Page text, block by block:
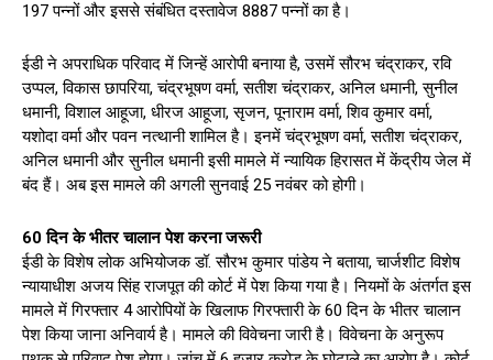
197 पन्नों और इससे संबंधित दस्तावेज 8887 पन्नों का है।
ईडी ने अपराधिक परिवाद में जिन्हें आरोपी बनाया है, उसमें सौरभ चंद्राकर, रवि
उप्पल, विकास छापरिया, चंद्रभूषण वर्मा, सतीश चंद्राकर, अनिल धमानी, सुनील
धमानी, विशाल आहूजा, धीरज आहूजा, सृजन, पूनाराम वर्मा, शिव कुमार वर्मा,
यशोदा वर्मा और पवन नत्थानी शामिल है। इनमें चंद्रभूषण वर्मा, सतीश चंद्राकर,
अनिल धमानी और सुनील धमानी इसी मामले में न्यायिक हिरासत में केंद्रीय जेल में
बंद हैं। अब इस मामले की अगली सुनवाई 25 नवंबर को होगी।
60 दिन के भीतर चालान पेश करना जरूरी
ईडी के विशेष लोक अभियोजक डॉ. सौरभ कुमार पांडेय ने बताया, चार्जशीट विशेष
न्यायाधीश अजय सिंह राजपूत की कोर्ट में पेश किया गया है। नियमों के अंतर्गत इस
मामले में गिरफ्तार 4 आरोपियों के खिलाफ गिरफ्तारी के 60 दिन के भीतर चालान
पेश किया जाना अनिवार्य है। मामले की विवेचना जारी है। विवेचना के अनुरूप